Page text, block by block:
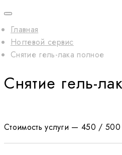
Главная
Ногтевой сервис
Снятие гель-лака полное
Снятие гель-
Стоимость услуги — 450 /